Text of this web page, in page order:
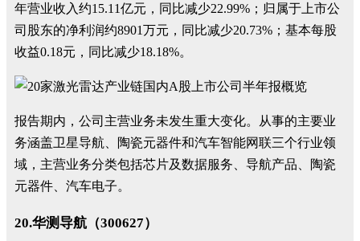
年营业收入约15.11亿元，同比减少22.99%；归属于上市公
司股东的净利润约8901万元，同比减少20.73%；基本每股
收益0.18元，同比减少18.18%。
报告期内，公司主营业务未发生重大变化。从事的主要业
务涵盖卫星导航、陶瓷元器件和汽车智能网联三个行业领
域，主营业务分类包括芯片及数据服务、导航产品、陶瓷
元器件、汽车电子。
20.华测导航（300627）